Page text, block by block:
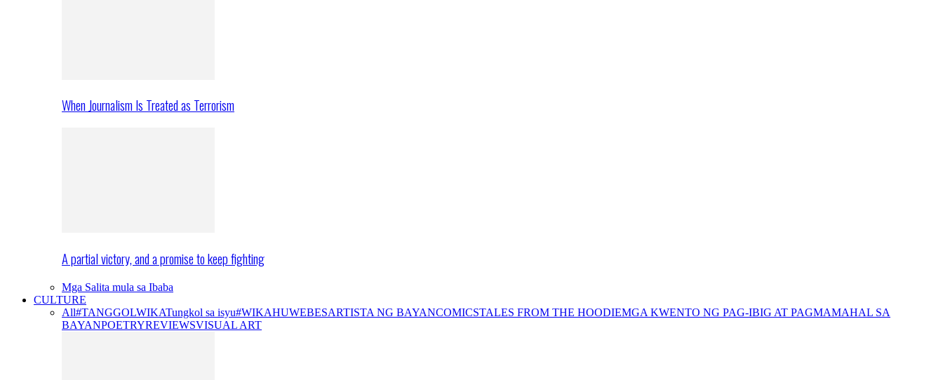
When Journalism Is Treated as Terrorism
A partial victory, and a promise to keep fighting
Mga Salita mula sa Ibaba
CULTURE
All#TANGGOLWIKATungkol sa isyu#WIKAHUWEBESARTISTA NG BAYANCOMICSTALES FROM THE HOODIEMGA KWENTO NG PAG-IBIG AT PAGMAMAHAL SA
BAYANPOETRYREVIEWSVISUAL ART